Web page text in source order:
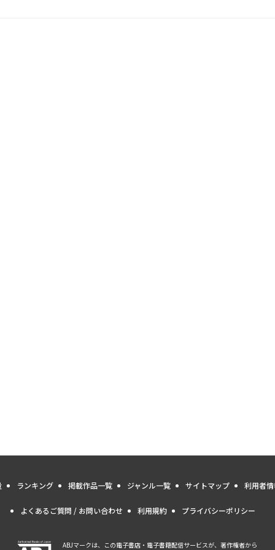
ランキング 掲載作品一覧 ジャンル一覧 サイトマップ 利用者
よくあるご質問 / お問い合わせ 利用規約 プライバシーポリシー
ABJマークは、この電子書店・電子書籍配信サービスが、著作権者から